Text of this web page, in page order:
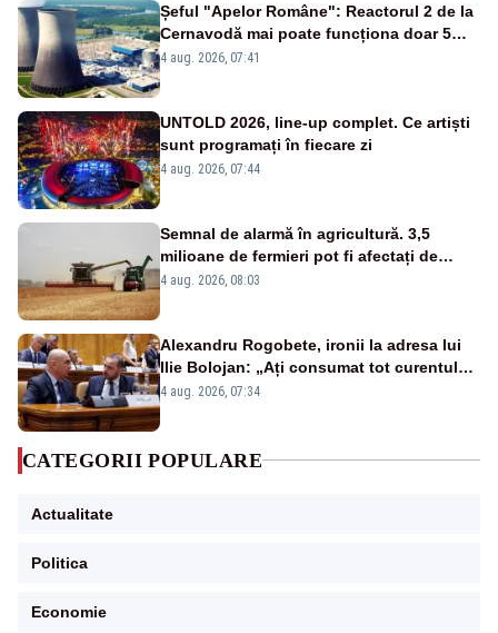
Șeful "Apelor Române": Reactorul 2 de la
Cernavodă mai poate funcționa doar 5
zile
4 aug. 2026, 07:41
UNTOLD 2026, line-up complet. Ce artiști
sunt programați în fiecare zi
4 aug. 2026, 07:44
Semnal de alarmă în agricultură. 3,5
milioane de fermieri pot fi afectați de
strategia pentru conservarea
4 aug. 2026, 08:03
Alexandru Rogobete, ironii la adresa lui
Ilie Bolojan: „Ați consumat tot curentul
urmărind șobolani imaginari”
4 aug. 2026, 07:34
CATEGORII POPULARE
Actualitate
Politica
Economie